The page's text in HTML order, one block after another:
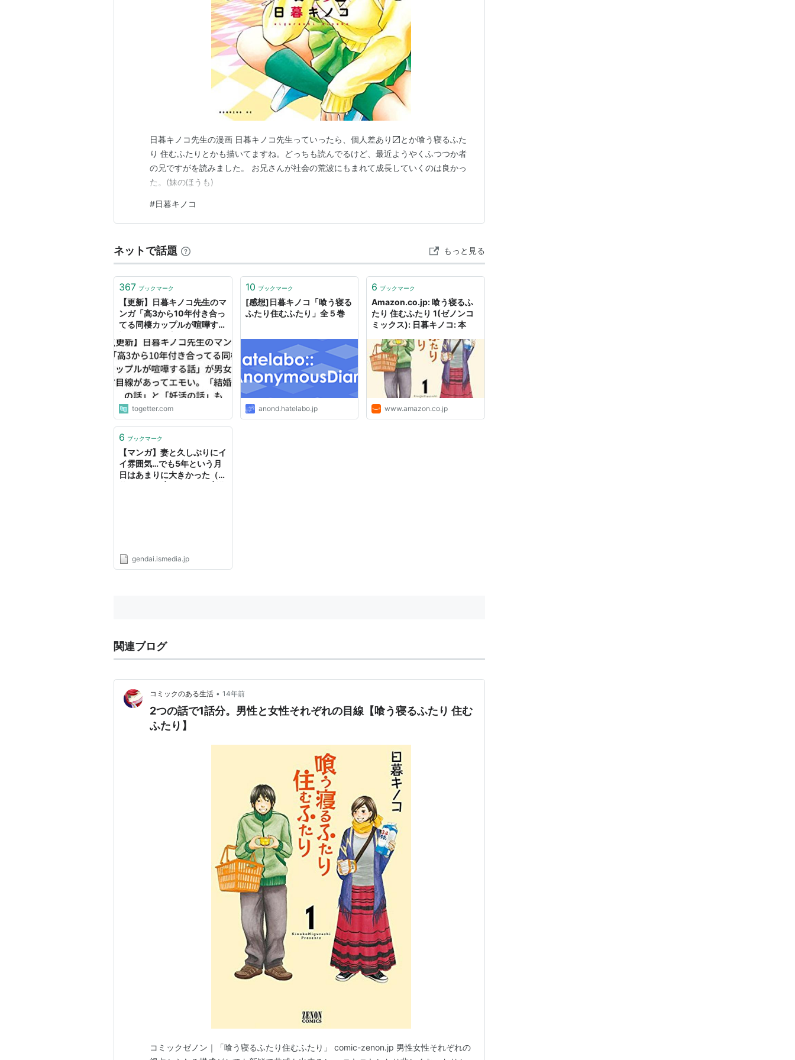
日暮キノコ先生の漫画 日暮キノコ先生っていったら、個人差あり〼とか喰う寝るふた
り 住むふたりとかも描いてますね。どっちも読んでるけど、最近ようやくふつつか者
の兄ですがを読みました。 お兄さんが社会の荒波にもまれて成長していくのは良かっ
た。(妹のほうも)
#日暮キノコ
ネットで話題 もっと見る
367 ブックマーク
【更新】日暮キノコ先生のマ
ンガ「高3から10年付き合っ
てる同棲カップルが喧嘩する
エモい。「結婚後の話」と
「妊活の話」も
togetter.com
10 ブックマーク
[感想]日暮キノコ「喰う寝る
ふたり住むふたり」全５巻
anond.hatelabo.jp
6 ブックマーク
Amazon.co.jp: 喰う寝るふ
たり 住むふたり 1(ゼノンコ
ミックス): 日暮キノコ: 本
www.amazon.co.jp
6 ブックマーク
【マンガ】妻と久しぶりにイ
イ雰囲気…でも5年という月
日はあまりに大きかった（日
gendai.ismedia.jp
関連ブログ
コミックのある生活 • 14年前
2つの話で1話分。男性と女性それぞれの目線【喰う寝るふたり 住む
ふたり】
コミックゼノン｜「喰う寝るふたり住むふたり」 comic-zenon.jp 男性女性それぞれの